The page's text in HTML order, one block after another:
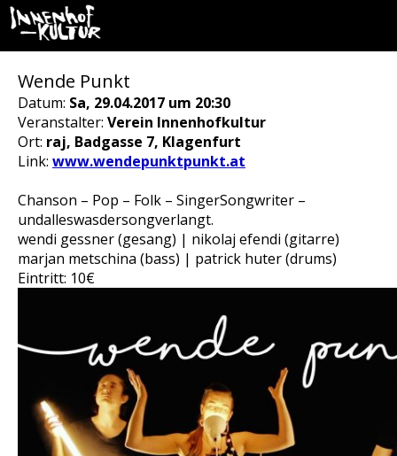
Wende Punkt
Datum: Sa, 29.04.2017 um 20:30
Veranstalter: Verein Innenhofkultur
Ort: raj, Badgasse 7, Klagenfurt
Link: www.wendepunktpunkt.at
Chanson – Pop – Folk – SingerSongwriter –
undalleswasdersongverlangt.
wendi gessner (gesang) | nikolaj efendi (gitarre)
marjan metschina (bass) | patrick huter (drums)
Eintritt: 10€